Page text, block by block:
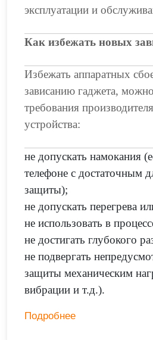
эксплуатации и
Как избежать новых
Избежать аппаратных
зависанию гаджета,
требования
устройства:
не допускать намокания
телефоне с достаточным
защиты);
не допускать перегрева
не использовать в
не достигать глубокого
не подвергать
защиты механическим
вибрации и т.д.).
Подробнее